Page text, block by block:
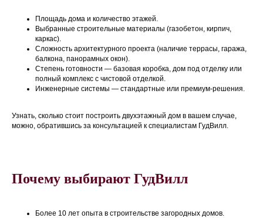
Площадь дома и количество этажей.
Выбранные строительные материалы (газобетон, кирпич,
каркас).
Сложность архитектурного проекта (наличие террасы, гаража,
балкона, панорамных окон).
Степень готовности — базовая коробка, дом под отделку или
полный комплекс с чистовой отделкой.
Инженерные системы — стандартные или премиум-решения.
Узнать, сколько стоит построить двухэтажный дом в вашем случае,
можно, обратившись за консультацией к специалистам ГудВилл.
Почему выбирают ГудВилл
Более 10 лет опыта в строительстве загородных домов.